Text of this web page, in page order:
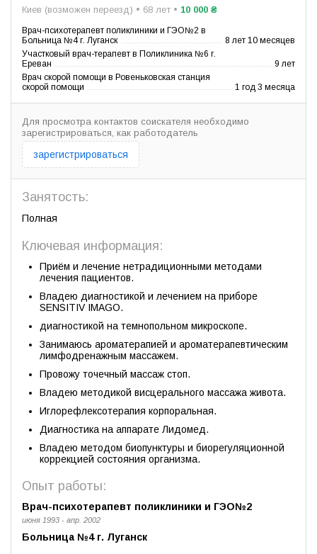
Киев (возможен переезд) • 68 лет • 10 000 ₴
Врач-психотерапевт поликлиники и ГЭО№2 в
Больница №4 г. Луганск
8 лет 10 месяцев
Участковый врач-терапевт в Поликлиника №6 г.
Ереван
9 лет
Врач скорой помощи в Ровеньковская станция
скорой помощи
1 год 3 месяца
Для просмотра контактов соискателя необходимо
зарегистрироваться, как работодатель
зарегистрироваться
Занятость:
Полная
Ключевая информация:
Приём и лечение нетрадиционными методами
лечения пациентов.
Владею диагностикой и лечением на приборе
SENSITIV IMAGO.
диагностикой на темнопольном микроскопе.
Занимаюсь ароматерапией и ароматерапевтическим
лимфодренажным массажем.
Провожу точечный массаж стоп.
Владею методикой висцерального массажа живота.
Иглорефлексотерапия корпоральная.
Диагностика на аппарате Лидомед.
Владею методом биопунктуры и биорегуляционной
коррекцией состояния организма.
Опыт работы:
Врач-психотерапевт поликлиники и ГЭО№2
июня 1993 - апр. 2002
Больница №4 г. Луганск